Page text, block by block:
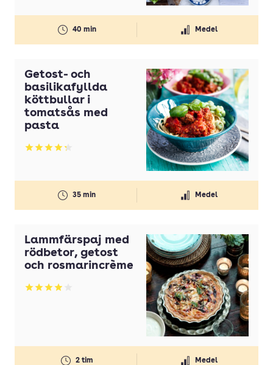
40 min Medel
Getost- och
basilikafyllda
köttbullar i
tomatsås med
pasta
Betyg: 4.27 av 5
35 min Medel
Lammfärspaj med
rödbetor, getost
och rosmarincrème
Betyg: 3.94 av 5
2 tim Medel